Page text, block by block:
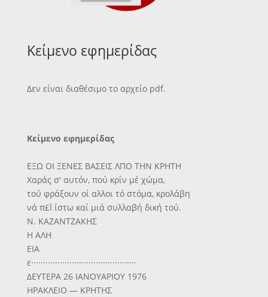
Κείμενο εφημερίδας
Δεν είναι διαθέσιμο το αρχείο pdf.
Κείμενο εφημερίδας
ΕΞΩ ΟΙ ΞΕΝΕΣ ΒΑΣΕΙΣ ΛΠΟ ΤΗΝ ΚΡΗΤΗ
Χαράς σ' αυτόν, πού κρΐν μέ χώμα,
τοΰ φράξουν οί αλλοι τό στόμα, κρολάβη
νά π£Ϊ ίστω καί μιά συλλαβή δική τού.
Ν. ΚΑΖΑΝΤΖΑΚΗΣ
Η ΑΛΗ
ΕΙΑ
ε············································
ΔΕΥΤΕΡΑ 26 ΙΑΝΟΥΑΡΙΟΥ 1976
ΗΡΑΚΛΕΙΟ — ΚΡΗΤΗΣ